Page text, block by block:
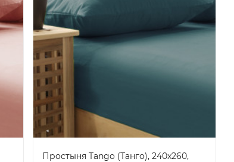
Простыня Tango (Танго), 240x260,